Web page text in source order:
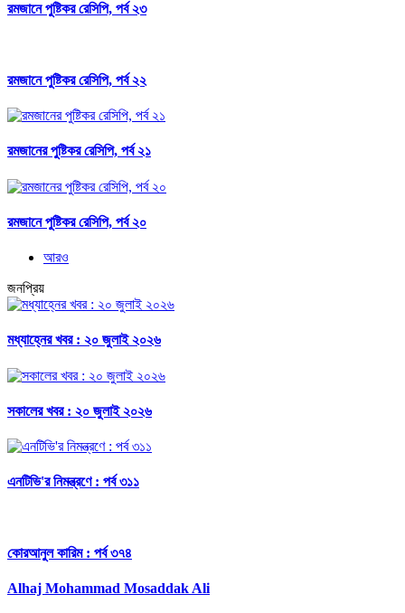
রমজানে পুষ্টিকর রেসিপি, পর্ব ২৩
রমজানে পুষ্টিকর রেসিপি, পর্ব ২২
রমজানের পুষ্টিকর রেসিপি, পর্ব ২১
রমজানে পুষ্টিকর রেসিপি, পর্ব ২০
আরও
জনপ্রিয়
মধ্যাহ্নের খবর : ২০ জুলাই ২০২৬
সকালের খবর : ২০ জুলাই ২০২৬
এনটিভি'র নিমন্ত্রণে : পর্ব ৩১১
কোরআনুল কারিম : পর্ব ৩৭৪
Alhaj Mohammad Mosaddak Ali